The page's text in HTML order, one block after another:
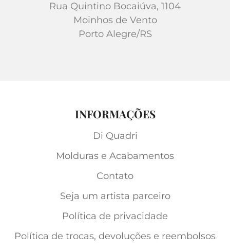
Rua Quintino Bocaiúva, 1104
Moinhos de Vento
Porto Alegre/RS
INFORMAÇÕES
Di Quadri
Molduras e Acabamentos
Contato
Seja um artista parceiro
Política de privacidade
Política de trocas, devoluções e reembolsos